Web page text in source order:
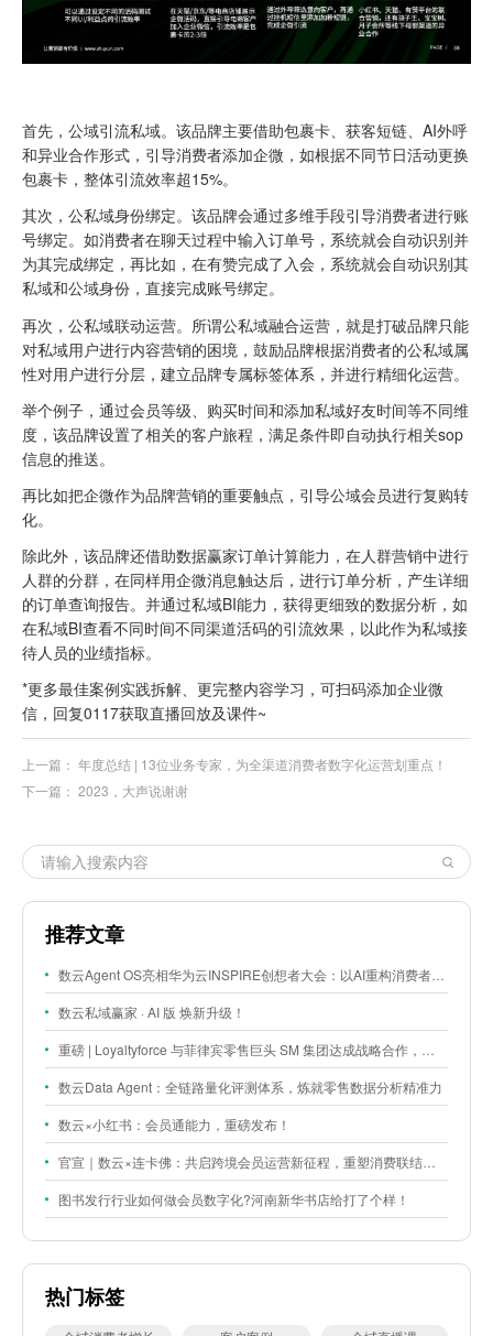
首先，公域引流私域。该品牌主要借助包裹卡、获客短链、AI外呼
和异业合作形式，引导消费者添加企微，如根据不同节日活动更换
包裹卡，整体引流效率超15%。
其次，公私域身份绑定。该品牌会通过多维手段引导消费者进行账
号绑定。如消费者在聊天过程中输入订单号，系统就会自动识别并
为其完成绑定，再比如，在有赞完成了入会，系统就会自动识别其
私域和公域身份，直接完成账号绑定。
再次，公私域联动运营。所谓公私域融合运营，就是打破品牌只能
对私域用户进行内容营销的困境，鼓励品牌根据消费者的公私域属
性对用户进行分层，建立品牌专属标签体系，并进行精细化运营。
举个例子，通过会员等级、购买时间和添加私域好友时间等不同维
度，该品牌设置了相关的客户旅程，满足条件即自动执行相关sop
信息的推送。
再比如把企微作为品牌营销的重要触点，引导公域会员进行复购转
化。
除此外，该品牌还借助数据赢家订单计算能力，在人群营销中进行
人群的分群，在同样用企微消息触达后，进行订单分析，产生详细
的订单查询报告。并通过私域BI能力，获得更细致的数据分析，如
在私域BI查看不同时间不同渠道活码的引流效果，以此作为私域接
待人员的业绩指标。
*更多最佳案例实践拆解、更完整内容学习，可扫码添加企业微
信，回复0117获取直播回放及课件~
上一篇： 年度总结 | 13位业务专家，为全渠道消费者数字化运营划重点！
下一篇： 2023，大声说谢谢
推荐文章
数云Agent OS亮相华为云INSPIRE创想者大会：以AI重构消费者运营与零售营销新范式
数云私域赢家 · AI 版 焕新升级！
重磅 | Loyaltyforce 与菲律宾零售巨头 SM 集团达成战略合作，携手开启 SMAC 会员数智化运营新征程
数云Data Agent：全链路量化评测体系，炼就零售数据分析精准力
数云×小红书：会员通能力，重磅发布！
官宣｜数云×连卡佛：共启跨境会员运营新征程，重塑消费联结新体验
图书发行行业如何做会员数字化?河南新华书店给打了个样！
热门标签